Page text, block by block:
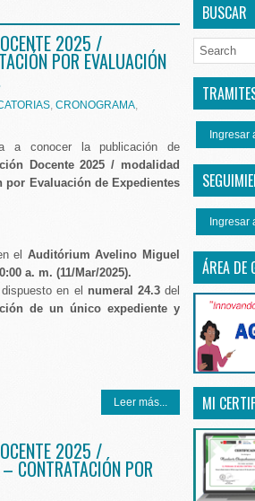
2025 /
POR EVALUACIÓN
CRONOGRAMA
a conocer la publicación de
Docente 2025 / modalidad
por Evaluación de Expedientes
el Auditórium Avelino Miguel
a. m. (11/Mar/2025).
en el numeral 24.3 del
de un único expediente y
Leer más...
2025 /
CONTRATACIÓN POR
BUSCAR
Ingresar
Ingresar
ÁREA DE
MI